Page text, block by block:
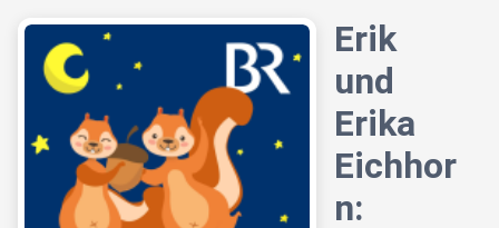
Erik
und
Erika
Eichhor
n: